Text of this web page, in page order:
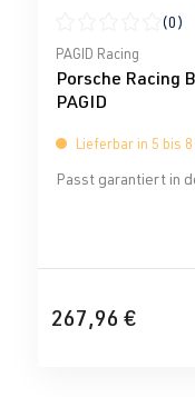
Durchschnittliche
(0)
PAGID Racing
Porsche Racing
PAGID
Lieferbar in 5 bis 8
Passt garantiert in
267,96 €